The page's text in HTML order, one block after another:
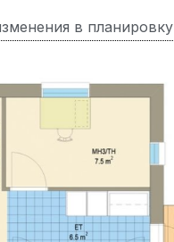
в планировку